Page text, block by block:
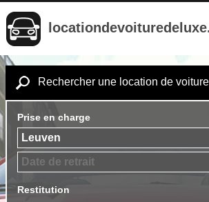
Rechercher une location de
Prise en charge
Restitution